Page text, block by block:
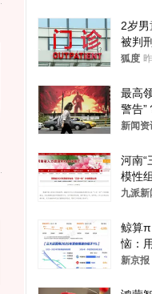
2岁
被判
狐度
最高
警告”
新闻资
河南“
模性
涉嫌
九派新
鲸算
恼：
入却
新京报